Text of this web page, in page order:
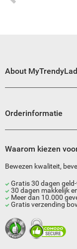
About
Orderinformatie
Waarom kiezen
Bewezen kwaliteit,
Gratis 30 dagen
30 dagen makkelijk
Meer dan 10.000
Gratis verzending